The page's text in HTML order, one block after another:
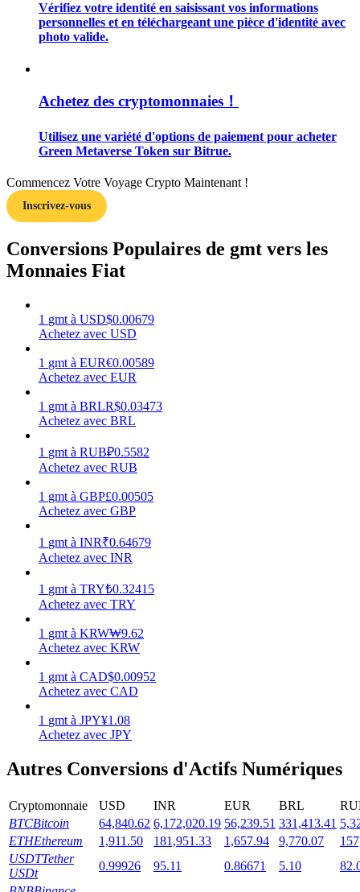
Stratégies de trading
Gagner
Cochon de puissance
Gagnez quotidiennement des récompenses compétitives
Des rendements élevés et un accès instantané
Launchpool
Staking flexible pour gagner des jetons populaires
Vérifiez votre identité en saisissant vos informations
personnelles et en téléchargeant une pièce d'identité avec
photo valide.
Achetez des cryptomonnaies！
Utilisez une variété d'options de paiement pour acheter
Green Metaverse Token sur Bitrue.
Commencez Votre Voyage Crypto Maintenant !
Inscrivez-vous
Conversions Populaires de gmt vers les
Monnaies Fiat
1 gmt à USD$0.00679
Achetez avec USD
1 gmt à EUR€0.00589
Achetez avec EUR
1 gmt à BRLR$0.03473
Achetez avec BRL
1 gmt à RUB₽0.5582
Achetez avec RUB
1 gmt à GBP£0.00505
Achetez avec GBP
1 gmt à INR₹0.64679
Achetez avec INR
1 gmt à TRY₺0.32415
Achetez avec TRY
1 gmt à KRW₩9.62
Achetez avec KRW
1 gmt à CAD$0.00952
Achetez avec CAD
1 gmt à JPY¥1.08
Achetez avec JPY
Autres Conversions d'Actifs Numériques
Cryptomonnaie USD INR EUR BRL
BTCBitcoin 64,840.62 6,172,020.19 56,239.51 331,413.41
ETHEthereum 1,911.50 181,951.33 1,657.94 9,770.07
USDTTether
USDt
0.99926 95.11 0.86671 5.10